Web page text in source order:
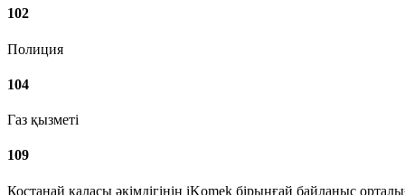
102
Полиция
104
Газ қызметі
109
Костанай қаласы әкімдігінің iKomek бірыңғай байланыс